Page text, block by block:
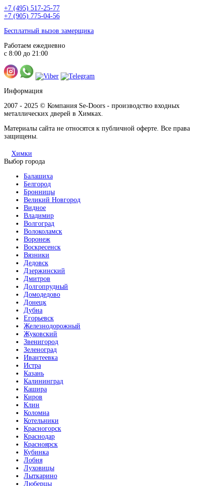
+7 (495) 517-25-77
+7 (905) 775-04-56
Бесплатный вызов замерщика
Работаем ежедневно
с 8:00 до 21:00
Информация
2007 - 2025 © Компания Se-Doors - производство входных
металлических дверей в Химках.
Материалы сайта не относятся к публичной оферте. Все права
защищены.
Химки
Выбор города
Балашиха
Белгород
Бронницы
Великий Новгород
Видное
Владимир
Волгоград
Волоколамск
Воронеж
Воскресенск
Вязники
Дедовск
Дзержинский
Дмитров
Долгопрудный
Домодедово
Донецк
Дубна
Егорьевск
Железнодорожный
Жуковский
Звенигород
Зеленоград
Ивантеевка
Истра
Казань
Калининград
Кашира
Киров
Клин
Коломна
Котельники
Красногорск
Краснодар
Красноярск
Кубинка
Лобня
Луховицы
Лыткарино
Люберцы